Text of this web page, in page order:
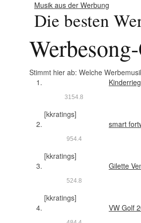
Musik aus der Werbung
Die besten
Stimmt hier ab: Welche
3154.8
[kkratings]
smart
954.4
[kkratings]
Gilette
524.8
[kkratings]
VW Golf